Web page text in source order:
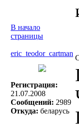
В начало
страницы
eric_teodor_cartman
Регистрация:
21.07.2008
Сообщений: 2989
Откуда: беларусь